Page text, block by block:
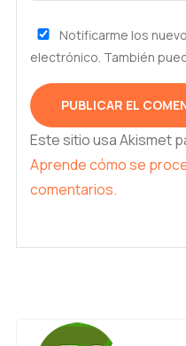
Notificarme los
electrónico. También
Este sitio usa Akismet
Aprende cómo se
comentarios.